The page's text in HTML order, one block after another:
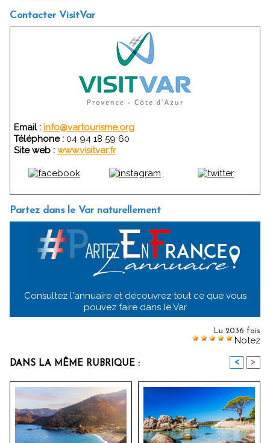
Contacter VisitVar
Email : info@vartourisme.org
Téléphone : 04 94 18 59 60
Site web : www.visitvar.fr
Partez dans le Var naturellement
Consultez l'annuaire et découvrez tout ce que vous
pouvez faire dans le Var
Lu 2036 fois
Notez
DANS LA MÊME RUBRIQUE : < >